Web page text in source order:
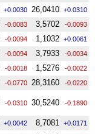
+0.0030 26,0410 +0.0310
-0.0083 3,5702 -0.0093
-0.0094 1,1032 +0.0061
-0.0094 3,7933 -0.0034
-0.0018 1,5276 -0.0022
-0.0770 28,3160 -0.0220
-0.0310 30,5240 -0.1890
+0.0042 8,7081 +0.0171